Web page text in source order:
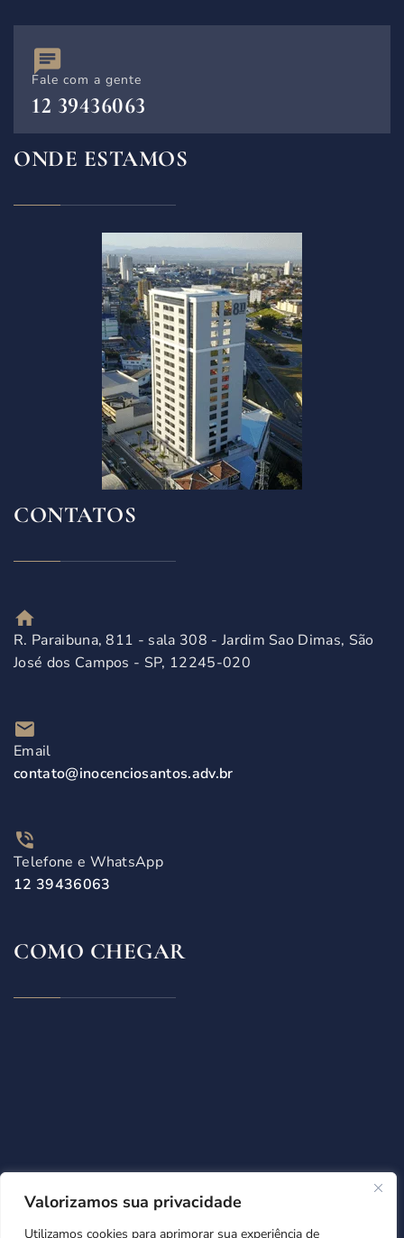
Valorizamos sua privacidade
Utilizamos cookies para aprimorar sua experiência de
Fale com a gente
12 39436063
ONDE ESTAMOS
CONTATOS
R. Paraibuna, 811 - sala 308 - Jardim Sao Dimas, São
José dos Campos - SP, 12245-020
Email
contato@inocenciosantos.adv.br
Telefone e WhatsApp
12 39436063​
COMO CHEGAR